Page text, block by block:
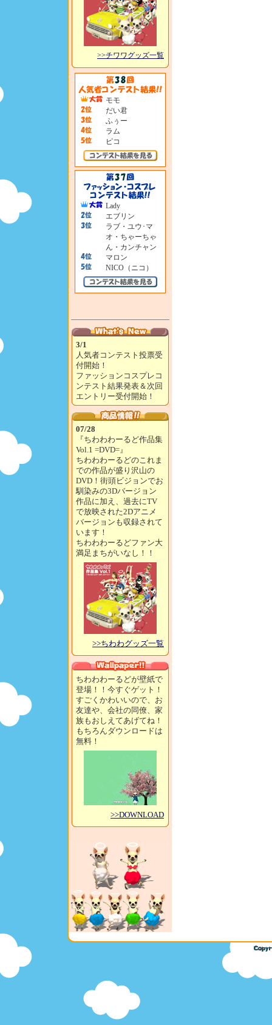
>>チワワグッズ一覧
モモ
だい君
ふぅー
ラム
ピコ
Lady
エブリン
ラブ・ユウ･マ
オ・ちゃーちゃ
ん・カンチャン
マロン
NICO（ニコ）
3/1
人気者コンテスト投票受
付開始！
ファッションコスプレコ
ンテスト結果発表＆次回
エントリー受付開始！
07/28
『ちわわわーるど作品集
Vol.1 =DVD=』
ちわわわーるどのこれま
での作品が盛り沢山の
DVD！街頭ビジョンでお
馴染みの3Dバージョン
作品に加え、過去にTV
で放映された2Dアニメ
バージョンも収録されて
います！
ちわわわーるどファン大
満足まちがいなし！！
>>ちわわグッズ一覧
ちわわわーるどが壁紙で
登場！！今すぐゲット！
すごくかわいいので、お
友達や、会社の同僚、家
族もおしえてあげてね！
もちろんダウンロードは
無料！
>>DOWNLOAD